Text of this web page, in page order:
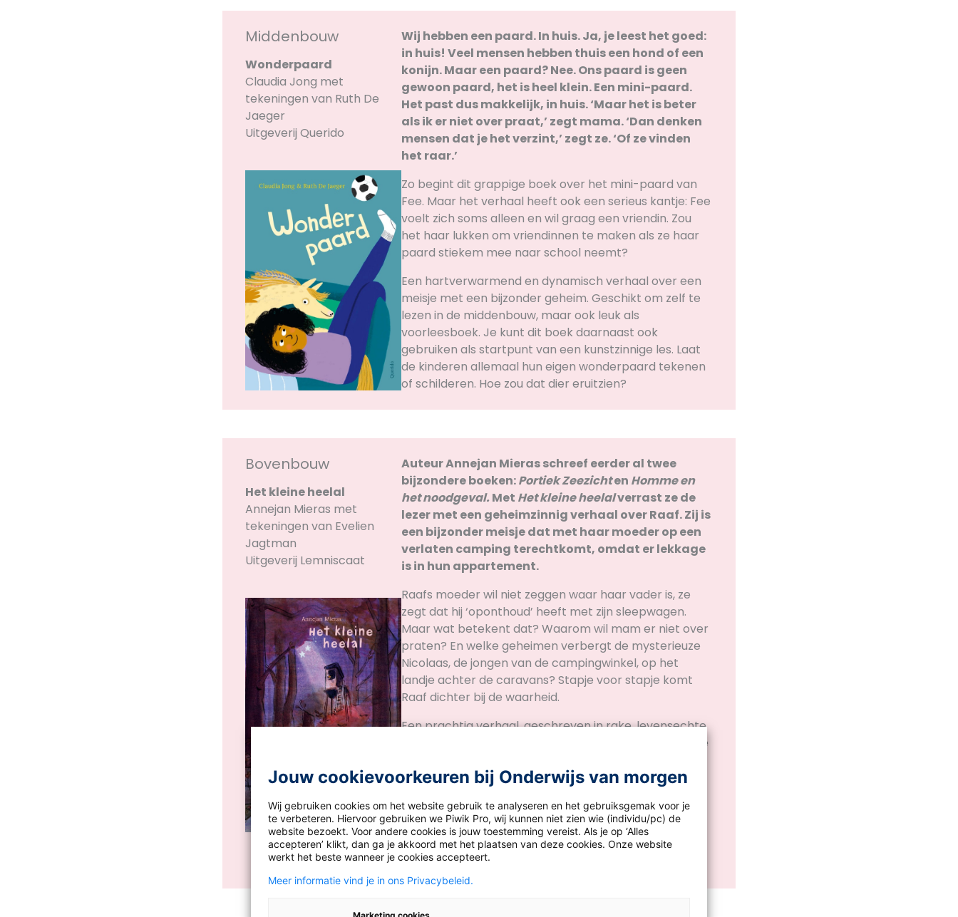
Middenbouw
Wonderpaard
Claudia Jong met
tekeningen van Ruth De
Jaeger
Uitgeverij Querido
Wij hebben een paard. In huis. Ja, je leest het goed:
in huis! Veel mensen hebben thuis een hond of een
konijn. Maar een paard? Nee. Ons paard is geen
gewoon paard, het is heel klein. Een mini-paard.
Het past dus makkelijk, in huis. ‘Maar het is beter
als ik er niet over praat,’ zegt mama. ‘Dan denken
mensen dat je het verzint,’ zegt ze. ‘Of ze vinden
het raar.’
Zo begint dit grappige boek over het mini-paard van
Fee. Maar het verhaal heeft ook een serieus kantje: Fee
voelt zich soms alleen en wil graag een vriendin. Zou
het haar lukken om vriendinnen te maken als ze haar
paard stiekem mee naar school neemt?
Een hartverwarmend en dynamisch verhaal over een
meisje met een bijzonder geheim. Geschikt om zelf te
lezen in de middenbouw, maar ook leuk als
voorleesboek. Je kunt dit boek daarnaast ook
gebruiken als startpunt van een kunstzinnige les. Laat
de kinderen allemaal hun eigen wonderpaard tekenen
of schilderen. Hoe zou dat dier eruitzien?
Bovenbouw
Het kleine heelal
Annejan Mieras met
tekeningen van Evelien
Jagtman
Uitgeverij Lemniscaat
Auteur Annejan Mieras schreef eerder al twee
bijzondere boeken:Portiek Zeezichten Homme en
het noodgeval.Met Het kleine heelalverrast ze de
lezer met een geheimzinnig verhaal over Raaf. Zij is
een bijzonder meisje dat met haar moeder op een
verlaten camping terechtkomt, omdat er lekkage
is in hun appartement.
Raafs moeder wil niet zeggen waar haar vader is, ze
zegt dat hij ‘oponthoud’ heeft met zijn sleepwagen.
Maar wat betekent dat? Waarom wil mam er niet over
praten? En welke geheimen verbergt de mysterieuze
Nicolaas, de jongen van de campingwinkel, op het
landje achter de caravans? Stapje voor stapje komt
Raaf dichter bij de waarheid.
Een prachtig verhaal, geschreven in rake, levensechte
zinnen. Over vriendschap, geheimen en ook een beetje
Een lekker (voorlees)boek voor de bovenbouw. Ga
over het onderwerp geheimen. Heb jij weleens een
geheim gehad en vond je het moeilijk om dat voor je te
houden? Is het goed om geheimen te hebben?
Uitstekend inzetbaar bij burgerschap.
Jouw cookievoorkeuren bij Onderwijs van morgen
Wij gebruiken cookies om het website gebruik te analyseren en het gebruiksgemak voor je
te verbeteren. Hiervoor gebruiken we Piwik Pro, wij kunnen niet zien wie (individu/pc) de
website bezoekt. Voor andere cookies is jouw toestemming vereist. Als je op ‘Alles
accepteren’ klikt, dan ga je akkoord met het plaatsen van deze cookies. Onze website
werkt het beste wanneer je cookies accepteert.
Meer informatie vind je in ons Privacybeleid.
Marketing cookies